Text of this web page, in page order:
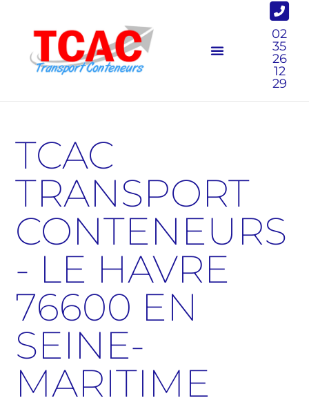
02
35
26
12
29
TCAC
TRANSPORT
CONTENEURS
- LE HAVRE
76600 EN
SEINE-
MARITIME